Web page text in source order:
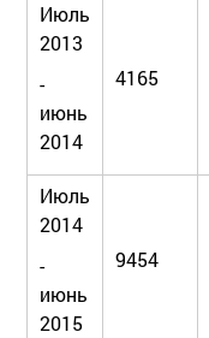
Июль
2013
-
июнь
2014
4165
Июль
2014
-
июнь
2015
9454